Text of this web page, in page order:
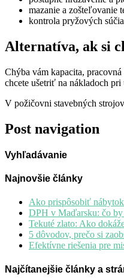
mazanie a zošteľovanie
kontrola pryžových
Alternatíva, ak si
Chýba vám kapacita,
chcete ušetriť na nákladoch pri
V požičovni stavebných strojov
Post navigation
Vyhľadávanie
Najnovšie články
Ako prispôsobiť
DPH v Maďarsku: čo
Tekuté zlato: Ako
5 dôvodov, prečo si
Efektívne riešenia pre
Najčítanejšie články a